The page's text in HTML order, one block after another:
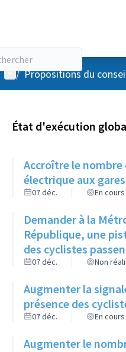
Menu utilisateur
/ Propositions du
État d'exécution
Accroître le nombre
électrique aux
07 déc. En
Demander à la
République, une
des cyclistes
07 déc. Non
Augmenter la
présence des
07 déc. En
Augmenter le